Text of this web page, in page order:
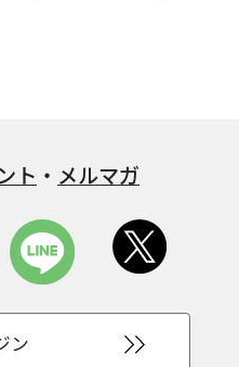
ト ・ メルマガ
ン